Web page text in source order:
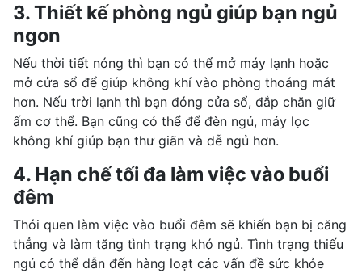
3. Thiết kế phòng ngủ giúp bạn ngủ
ngon
Nếu thời tiết nóng thì bạn có thể mở máy lạnh hoặc
mở cửa sổ để giúp không khí vào phòng thoáng mát
hơn. Nếu trời lạnh thì bạn đóng cửa sổ, đắp chăn giữ
ấm cơ thể. Bạn cũng có thể để đèn ngủ, máy lọc
không khí giúp bạn thư giãn và dễ ngủ hơn.
4. Hạn chế tối đa làm việc vào buổi
đêm
Thói quen làm việc vào buổi đêm sẽ khiến bạn bị căng
thẳng và làm tăng tình trạng khó ngủ. Tình trạng thiếu
ngủ có thể dẫn đến hàng loạt các vấn đề sức khỏe